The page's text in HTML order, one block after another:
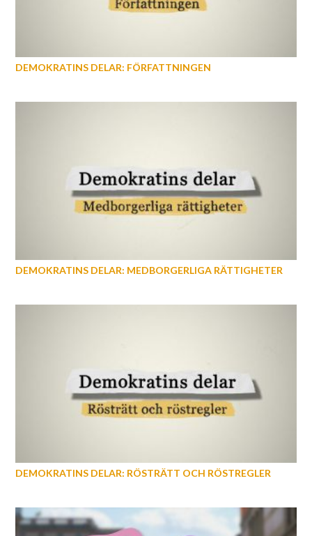
DEMOKRATINS DELAR: FÖRFATTNINGEN
DEMOKRATINS DELAR: MEDBORGERLIGA RÄTTIGHETER
DEMOKRATINS DELAR: RÖSTRÄTT OCH RÖSTREGLER